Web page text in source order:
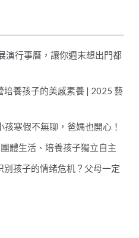
演行事曆，讓你週末想出門都
培養孩子的美感素養 | 2025 藝
寒假不無聊，爸媽也開心！
體生活、培養孩子獨立自主
孩子的情绪危机？父母一定